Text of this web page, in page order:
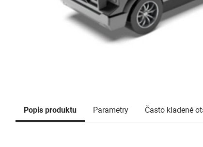
Popis produktu Parametry Často kladené